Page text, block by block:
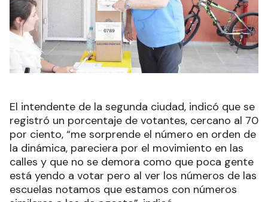
El intendente de la segunda ciudad, indicó que se
registró un porcentaje de votantes, cercano al 70
por ciento, “me sorprende el número en orden de
la dinámica, pareciera por el movimiento en las
calles y que no se demora como que poca gente
está yendo a votar pero al ver los números de las
escuelas notamos que estamos con números